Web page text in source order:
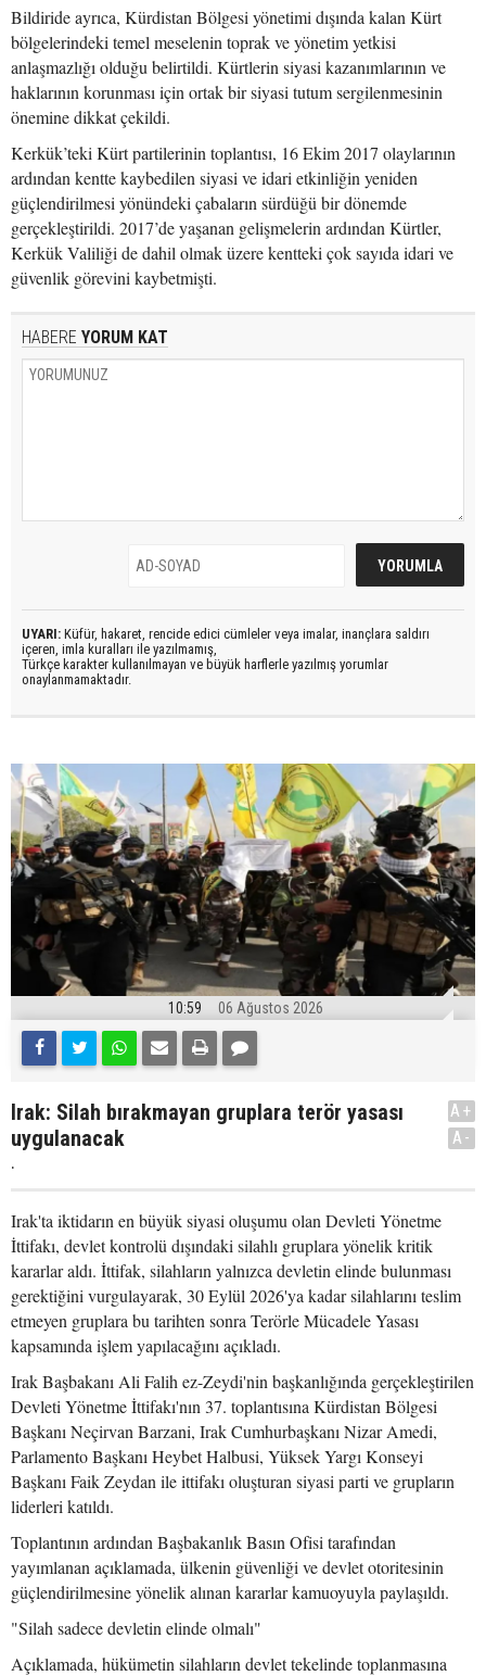
Bildiride ayrıca, Kürdistan Bölgesi yönetimi dışında kalan Kürt
bölgelerindeki temel meselenin toprak ve yönetim yetkisi
anlaşmazlığı olduğu belirtildi. Kürtlerin siyasi kazanımlarının ve
haklarının korunması için ortak bir siyasi tutum sergilenmesinin
önemine dikkat çekildi.
Kerkük’teki Kürt partilerinin toplantısı, 16 Ekim 2017 olaylarının
ardından kentte kaybedilen siyasi ve idari etkinliğin yeniden
güçlendirilmesi yönündeki çabaların sürdüğü bir dönemde
gerçekleştirildi. 2017’de yaşanan gelişmelerin ardından Kürtler,
Kerkük Valiliği de dahil olmak üzere kentteki çok sayıda idari ve
güvenlik görevini kaybetmişti.
HABERE YORUM KAT
UYARI: Küfür, hakaret, rencide edici cümleler veya imalar, inançlara saldırı
içeren, imla kuralları ile yazılmamış,
Türkçe karakter kullanılmayan ve büyük harflerle yazılmış yorumlar
onaylanmamaktadır.
10:59 06 Ağustos 2026
Irak: Silah bırakmayan gruplara terör yasası
uygulanacak
.
A+
A-
Irak'ta iktidarın en büyük siyasi oluşumu olan Devleti Yönetme
İttifakı, devlet kontrolü dışındaki silahlı gruplara yönelik kritik
kararlar aldı. İttifak, silahların yalnızca devletin elinde bulunması
gerektiğini vurgulayarak, 30 Eylül 2026'ya kadar silahlarını teslim
etmeyen gruplara bu tarihten sonra Terörle Mücadele Yasası
kapsamında işlem yapılacağını açıkladı.
Irak Başbakanı Ali Falih ez-Zeydi'nin başkanlığında gerçekleştirilen
Devleti Yönetme İttifakı'nın 37. toplantısına Kürdistan Bölgesi
Başkanı Neçirvan Barzani, Irak Cumhurbaşkanı Nizar Amedi,
Parlamento Başkanı Heybet Halbusi, Yüksek Yargı Konseyi
Başkanı Faik Zeydan ile ittifakı oluşturan siyasi parti ve grupların
liderleri katıldı.
Toplantının ardından Başbakanlık Basın Ofisi tarafından
yayımlanan açıklamada, ülkenin güvenliği ve devlet otoritesinin
güçlendirilmesine yönelik alınan kararlar kamuoyuyla paylaşıldı.
"Silah sadece devletin elinde olmalı"
Açıklamada, hükümetin silahların devlet tekelinde toplanmasına